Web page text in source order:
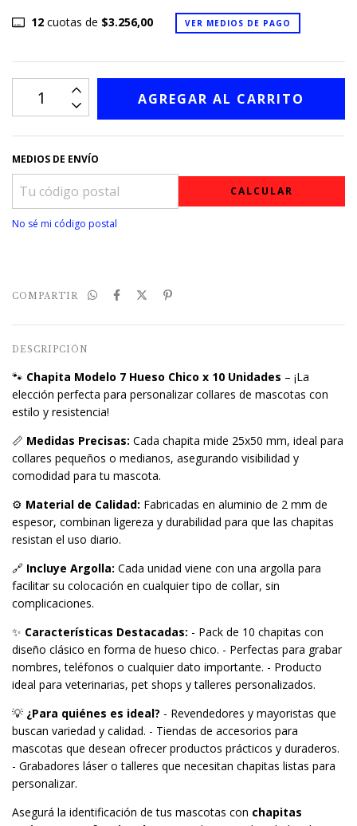
12cuotas de $3.256,00 VER MEDIOS DE PAGO
MEDIOS DE ENVÍO
CALCULAR
No sé mi código postal
COMPARTIR
DESCRIPCIÓN
🐾 Chapita Modelo 7 Hueso Chico x 10 Unidades – ¡La
elección perfecta para personalizar collares de mascotas con
estilo y resistencia!
📏 Medidas Precisas: Cada chapita mide 25x50 mm, ideal para
collares pequeños o medianos, asegurando visibilidad y
comodidad para tu mascota.
⚙️ Material de Calidad: Fabricadas en aluminio de 2 mm de
espesor, combinan ligereza y durabilidad para que las chapitas
resistan el uso diario.
🔗 Incluye Argolla: Cada unidad viene con una argolla para
facilitar su colocación en cualquier tipo de collar, sin
complicaciones.
✨ Características Destacadas: - Pack de 10 chapitas con
diseño clásico en forma de hueso chico. - Perfectas para grabar
nombres, teléfonos o cualquier dato importante. - Producto
ideal para veterinarias, pet shops y talleres personalizados.
💡 ¿Para quiénes es ideal? - Revendedores y mayoristas que
buscan variedad y calidad. - Tiendas de accesorios para
mascotas que desean ofrecer productos prácticos y duraderos.
- Grabadores láser o talleres que necesitan chapitas listas para
personalizar.
Asegurá la identificación de tus mascotas con chapitas